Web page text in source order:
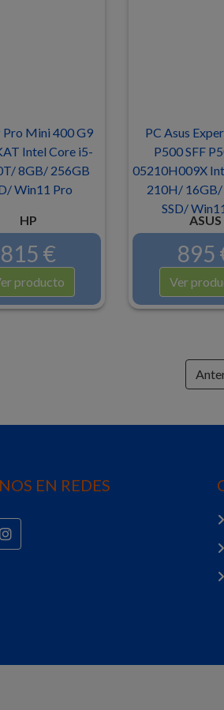
Pro Mini 400 G9
Intel Core i5-
8GB/ 256GB
Win11 Pro
HP
815 €
producto
PC Asus
P500 SFF
05210H009X
210H/ 16GB/
SSD/
ASUS
895
Ver
EN REDES